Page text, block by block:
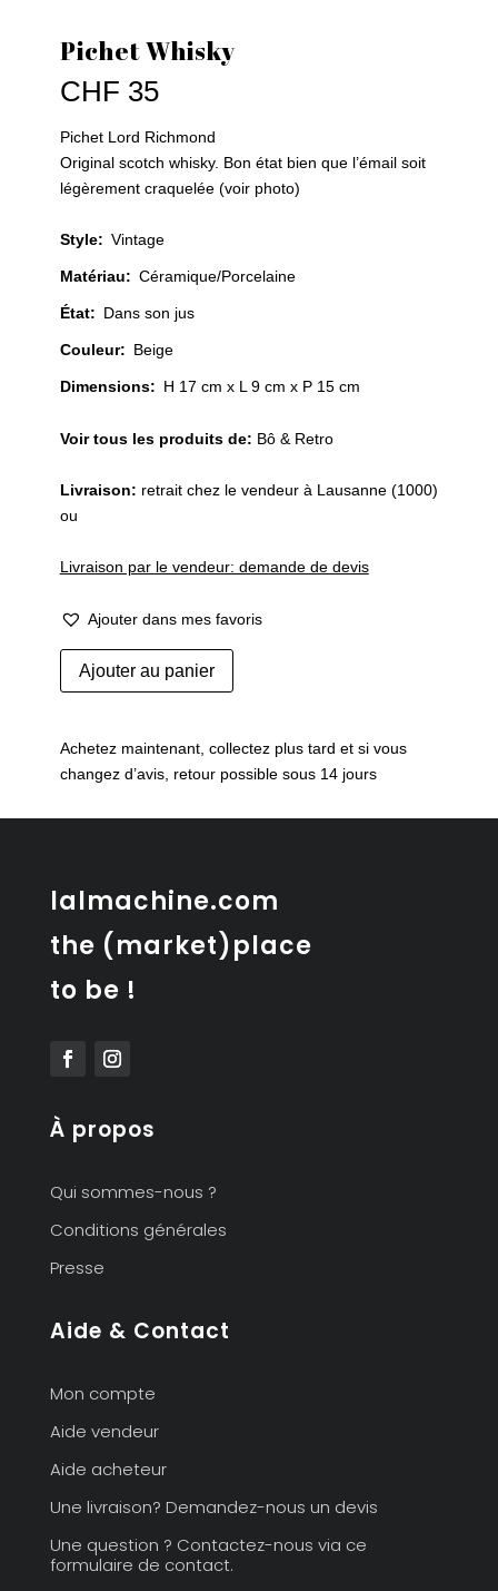
Pichet Whisky
CHF 35
Pichet Lord Richmond
Original scotch whisky. Bon état bien que l’émail soit
légèrement craquelée (voir photo)
Style: Vintage
Matériau: Céramique/Porcelaine
État: Dans son jus
Couleur: Beige
Dimensions: H 17 cm x L 9 cm x P 15 cm
Voir tous les produits de: Bô & Retro
Livraison: retrait chez le vendeur à Lausanne (1000)
ou
Livraison par le vendeur: demande de devis
Ajouter dans mes favoris
quantité
de
Ajouter au panier
Achetez maintenant, collectez plus tard et si vous
changez d’avis, retour possible sous 14 jours
lalmachine.com
the (market)place
to be !
À propos
Qui sommes-nous ?
Conditions générales
Presse
Aide & Contact
Mon compte
Aide vendeur
Aide acheteur
Une livraison? Demandez-nous un devis
Une question ? Contactez-nous via ce
formulaire de contact.